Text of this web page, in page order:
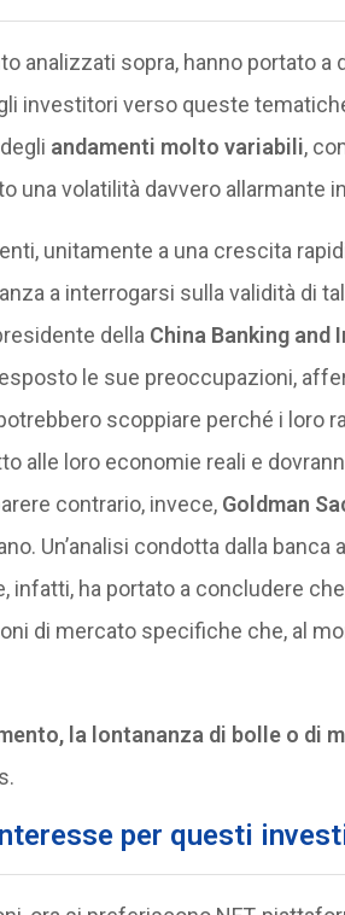
analizzati sopra, hanno portato a
investitori verso queste
andamenti molto variabili,
una volatilità davvero allarmante
unitamente a una crescita
a interrogarsi sulla validità di
della China Banking and
le sue preoccupazioni,
scoppiare perché i loro
alle loro economie reali e
contrario, invece, Goldman
Un’analisi condotta dalla
infatti, ha portato a concludere
di mercato specifiche che, al
la lontananza di bolle o di
per questi